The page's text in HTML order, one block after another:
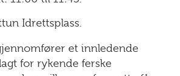
Idrettsplass.
et innledende
for rykende ferske